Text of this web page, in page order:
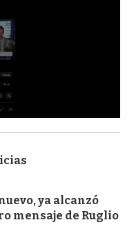
ya alcanzó
mensaje de Ruglio